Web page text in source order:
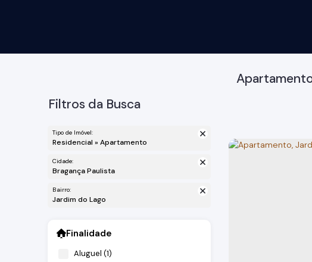
Filtros da Busca
Tipo de Imóvel:
Residencial » Apartamento
Cidade:
Bragança Paulista
Bairro:
Jardim do Lago
Finalidade
Aluguel (1)